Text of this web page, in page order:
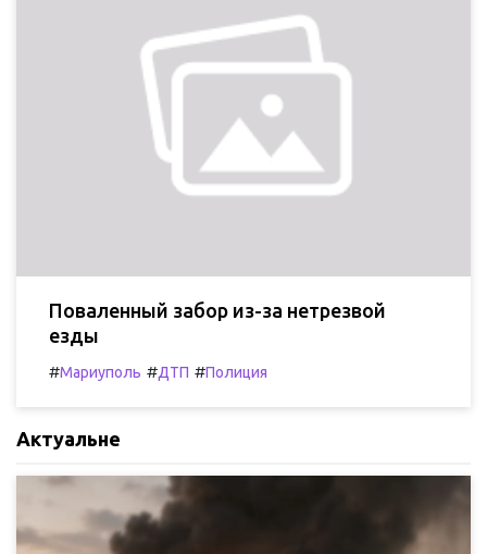
Поваленный забор из-за нетрезвой
езды
#Мариуполь #ДТП #Полиция
Актуальне